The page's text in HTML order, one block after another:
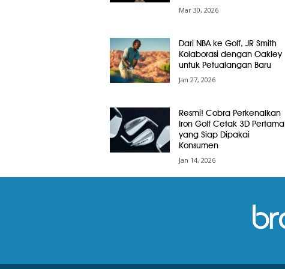
Mar 30, 2026
Dari NBA ke Golf, JR Smith
Kolaborasi dengan Oakley
untuk Petualangan Baru
Jan 27, 2026
Resmi! Cobra Perkenalkan
Iron Golf Cetak 3D Pertama
yang Siap Dipakai
Konsumen
Jan 14, 2026